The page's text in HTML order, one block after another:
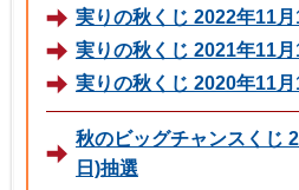
実りの秋くじ 2022年11
実りの秋くじ 2021年11
実りの秋くじ 2020年11
秋のビッグチャンスくじ
日)抽選